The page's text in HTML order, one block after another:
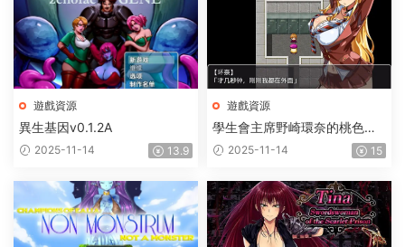
遊戲資源
異生基因v0.1.2A
2025-11-14 13.9
遊戲資源
學生會主席野崎環奈的桃色煩
惱 2025-11-14 15